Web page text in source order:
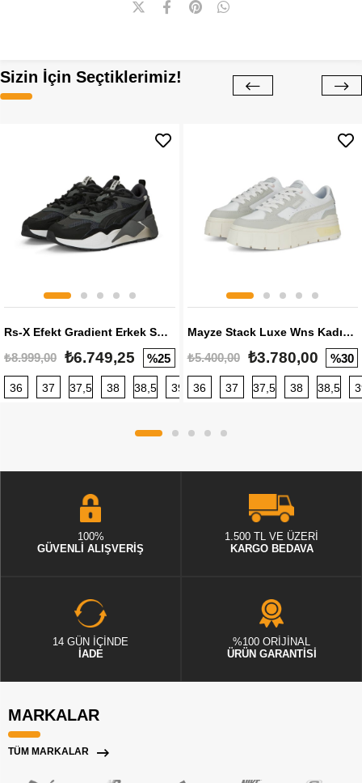
Sizin İçin Seçtiklerimiz!
Rs-X Efekt Gradient Erkek Sneaker
₺8.999,00 ₺6.749,25 %25
36 37 37,5 38 38,5 39 40 40,5 41 42 42,5
Mayze Stack Luxe Wns Kadın Sneaker
₺5.400,00 ₺3.780,00 %30
36 37 37,5 38 38,5
100%
GÜVENLİ ALIŞVERİŞ
1.500 TL VE ÜZERİ
KARGO BEDAVA
14 GÜN İÇİNDE
İADE
%100 ORİJİNAL
ÜRÜN GARANTİSİ
MARKALAR
TÜM MARKALAR